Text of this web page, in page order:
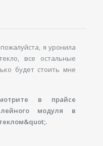
я уронила
все остальные
будет стоить мне
в прайсе
модуля в